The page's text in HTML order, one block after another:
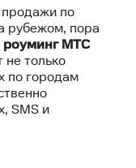
по
рубежом, пора
роуминг МТС
не только
по городам
SMS и